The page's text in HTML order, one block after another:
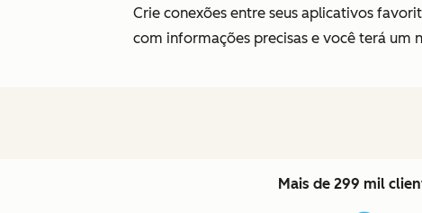
Crie conexões entre seus aplicativos
com informações precisas e você terá um
Mais de 299 mil